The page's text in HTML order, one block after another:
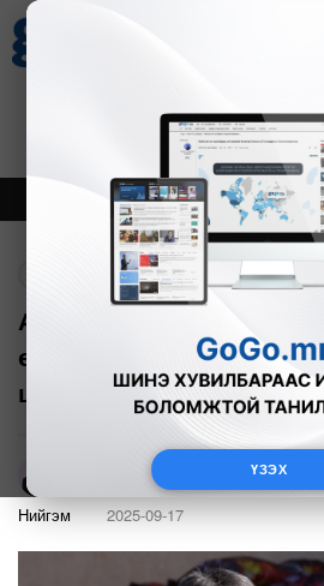
ҮЗЭХ
Зурхай
8.06
Онцлох Шинэ
А.Амартүвшин: Ирэх
өрхийг хийн түлшний
шилжүүлнэ
Нийгэм 2025-09-17